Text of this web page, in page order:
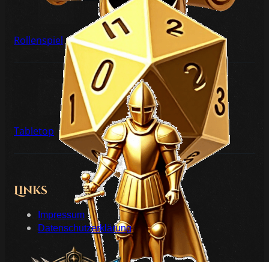
Rollenspiel
Tabletop
Links
Impressum
Datenschutzerklärung